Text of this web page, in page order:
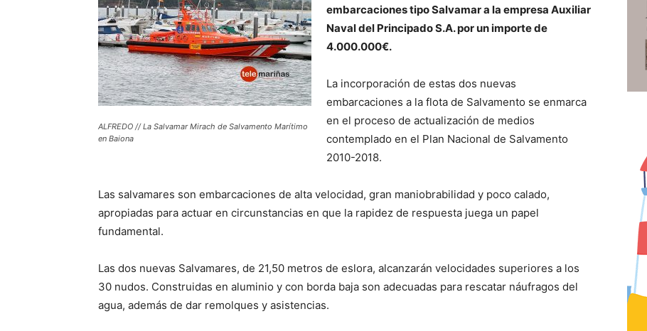
ALFREDO // La Salvamar Mirach de Salvamento Marítimo
en Baiona
embarcaciones tipo Salvamar a la empresa Auxiliar
Naval del Principado S.A. por un importe de
4.000.000€.
La incorporación de estas dos nuevas
embarcaciones a la flota de Salvamento se enmarca
en el proceso de actualización de medios
contemplado en el Plan Nacional de Salvamento
2010-2018.
Las salvamares son embarcaciones de alta velocidad, gran maniobrabilidad y poco calado,
apropiadas para actuar en circunstancias en que la rapidez de respuesta juega un papel
fundamental.
Las dos nuevas Salvamares, de 21,50 metros de eslora, alcanzarán velocidades superiores a los
30 nudos. Construidas en aluminio y con borda baja son adecuadas para rescatar náufragos del
agua, además de dar remolques y asistencias.